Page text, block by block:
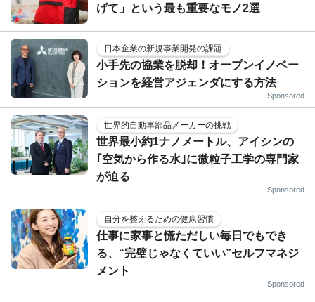
げて」という最も重要なモノ2選
日本企業の新規事業開発の課題
小手先の協業を脱却！オープンイノベー
ションを経営アジェンダにする方法
Sponsored
世界的自動車部品メーカーの挑戦
世界最小約1ナノメートル、アイシンの
｢空気から作る水｣に微粒子工学の専門家
が迫る
Sponsored
自分を整えるための健康習慣
仕事に家事と慌ただしい毎日でもでき
る、“完璧じゃなくていい”セルフマネジ
メント
Sponsored